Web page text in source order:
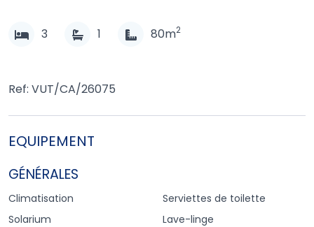
3 1 80m2
Ref: VUT/CA/26075
EQUIPEMENT
GÉNÉRALES
Climatisation
Solarium
Serviettes de toilette
Lave-linge